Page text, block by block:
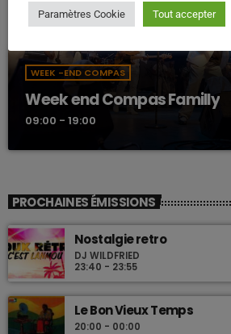
WEEK -END COMPAS
Week end Compas Familly
09:00 - 19:00
PROCHAINES ÉMISSIONS
Nostalgie retro
DJ WILDFRIED
23:40 - 23:55
Le Bon Vieux Temps
20:00 - 00:00
Paramètres Cookie Tout accepter